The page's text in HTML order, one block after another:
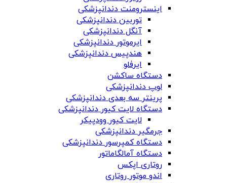
اینسترومنت دندانپزشکی
توربین دندانپزشکی
آنگل دندانپزشکی
ایرموتور دندانپزشکی
هندپیس دندانپزشکی
ایرفلو
دستگاه ساکشن
لوپ دندانپزشکی
پرینتر سه بعدی دندانپزشکی
دستگاه لایت کیور دندانپزشکی
لایت کیور وودپیکر
جرمگیر دندانپزشکی
دستگاه کمپرسور دندانپزشکی
دستگاه آمالگاماتور
روتاری اپکس
اندو موتور روتاری